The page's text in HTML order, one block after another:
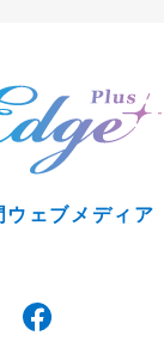
ェブメディア